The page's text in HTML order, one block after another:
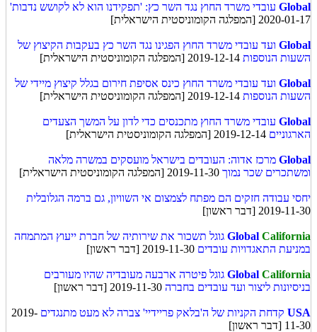
Global עובדי משרד החוץ נגד השר כץ: 'תפקידנו הוא לא לקושש נדבות'
2020-01-17 [המפלגה הקומוניסטית הישראלית]
Global ועד עובדי משרד החוץ הפגינו נגד השר כץ בעקבות הקיצוץ של
השעות הנוספות
Global ועד עובדי משרד החוץ כינס אסיפת חירום בגלל קיצוץ מיידי של
השעות הנוספות
Global עובדי משרד החוץ מתכנסים כדי לדון על המשך הצעדים
הארגוניים
Global מרכז אדוה: העובדים בישראל מועסקים במשרה מלאה
ומשתכרים שכר נמוך
יחסי עבודה חזקים הם מפתח לצמצום אי השוויון, גם ברמה הגלובלית
2019-11-30 [דבר ראשון]
Global California
גוגל תשכור את שירותיה של חברת ייעוץ המתמחה
במניעת התאגדויות עובדים
Global California
גוגל פיטרה ארבעה מעובדיה שהיו מעורבים
בניסיונות ליצור ועד עובדים בחברה
USA קדחת הקניות של ה'בלאק פריידיי' צברה לא מעט מתנגדים 2019-
11-30 [דבר ראשון]